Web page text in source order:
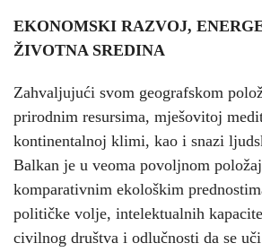
EKONOMSKI RAZVOJ,
ŽIVOTNA SREDINA
Zahvaljujući svom geografskom
prirodnim resursima, mješovitoj
kontinentalnoj klimi, kao i snazi
Balkan je u veoma povoljnom
komparativnim ekološkim
političke volje, intelektualnih
civilnog društva i odlučnosti da se